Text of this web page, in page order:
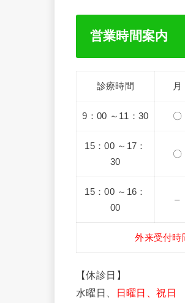
営業時間案内
診療時間 月
9：00 ～11：30 〇
15：00 ～17：
30
〇
15：00 ～16：
00
–
外来受付時
【休診日】
水曜日、
日曜日、祝日